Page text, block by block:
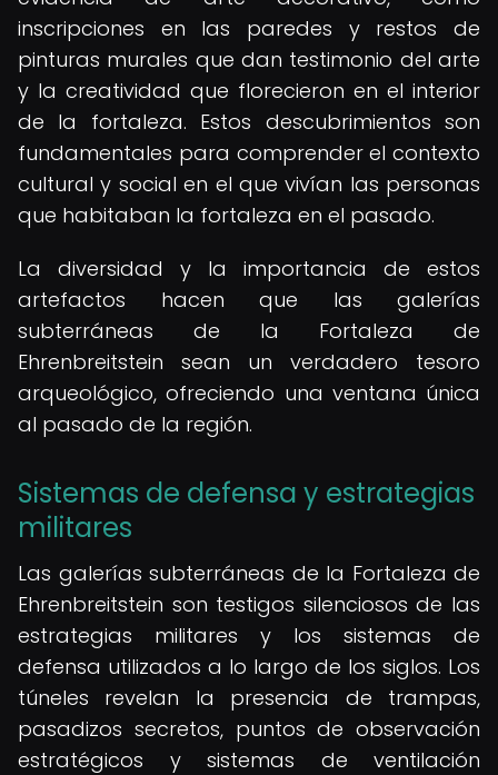
inscripciones en las paredes y restos de
pinturas murales que dan testimonio del arte
y la creatividad que florecieron en el interior
de la fortaleza. Estos descubrimientos son
fundamentales para comprender el contexto
cultural y social en el que vivían las personas
que habitaban la fortaleza en el pasado.
La diversidad y la importancia de estos
artefactos hacen que las galerías
subterráneas de la Fortaleza de
Ehrenbreitstein sean un verdadero tesoro
arqueológico, ofreciendo una ventana única
al pasado de la región.
Sistemas de defensa y estrategias
militares
Las galerías subterráneas de la Fortaleza de
Ehrenbreitstein son testigos silenciosos de las
estrategias militares y los sistemas de
defensa utilizados a lo largo de los siglos. Los
túneles revelan la presencia de trampas,
pasadizos secretos, puntos de observación
estratégicos y sistemas de ventilación